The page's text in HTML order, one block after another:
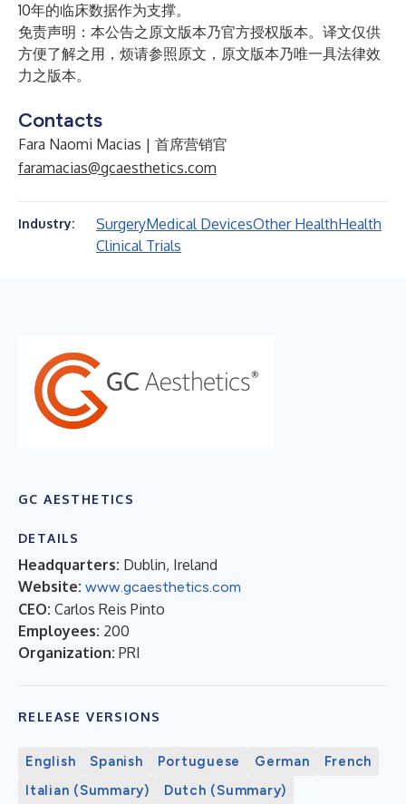
10年的临床数据作为支撑。
免责声明：本公告之原文版本乃官方授权版本。译文仅供
方便了解之用，烦请参照原文，原文版本乃唯一具法律效
力之版本。
Contacts
Fara Naomi Macias | 首席营销官
faramacias@gcaesthetics.com
Industry: SurgeryMedical DevicesOther HealthHealth
Clinical Trials
GC AESTHETICS
DETAILS
Headquarters: Dublin, Ireland
Website: www.gcaesthetics.com
CEO: Carlos Reis Pinto
Employees: 200
Organization: PRI
RELEASE VERSIONS
English Spanish Portuguese German
French
Italian (Summary)
Dutch (Summary)